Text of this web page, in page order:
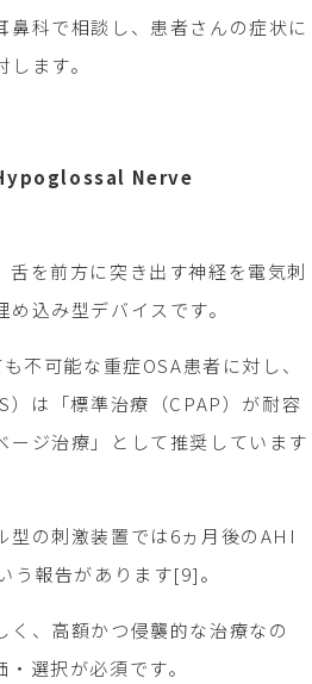
鼻科で相談し、患者さんの症状に
ます。
Hypoglossal Nerve
舌を前方に突き出す神経を電気刺
込み型デバイスです。
不可能な重症OSA患者に対し、
）は「標準治療（CPAP）が耐容
ージ治療」として推奨しています
型の刺激装置では6ヵ月後のAHI
う報告があります[9]。
く、高額かつ侵襲的な治療なの
選択が必須です。